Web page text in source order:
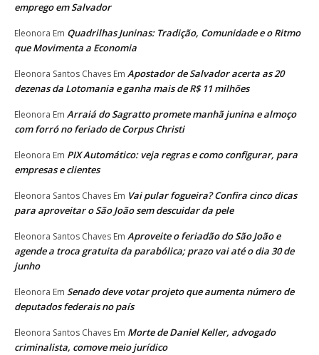
emprego em Salvador
Eleonora Em Quadrilhas Juninas: Tradição, Comunidade e o Ritmo
que Movimenta a Economia
Eleonora Santos Chaves Em Apostador de Salvador acerta as 20
dezenas da Lotomania e ganha mais de R$ 11 milhões
Eleonora Em Arraiá do Sagratto promete manhã junina e almoço
com forró no feriado de Corpus Christi
Eleonora Em PIX Automático: veja regras e como configurar, para
empresas e clientes
Eleonora Santos Chaves Em Vai pular fogueira? Confira cinco dicas
para aproveitar o São João sem descuidar da pele
Eleonora Santos Chaves Em Aproveite o feriadão do São João e
agende a troca gratuita da parabólica; prazo vai até o dia 30 de
junho
Eleonora Em Senado deve votar projeto que aumenta número de
deputados federais no país
Eleonora Santos Chaves Em Morte de Daniel Keller, advogado
criminalista, comove meio jurídico